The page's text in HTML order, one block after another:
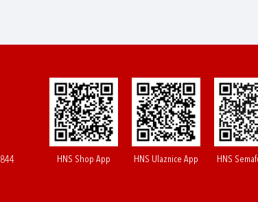
HNS Shop App HNS Ulaznice App HNS